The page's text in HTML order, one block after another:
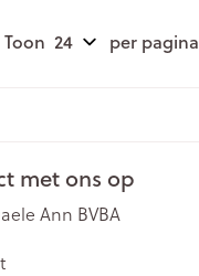
Toon per pagina
met ons op
Ann BVBA